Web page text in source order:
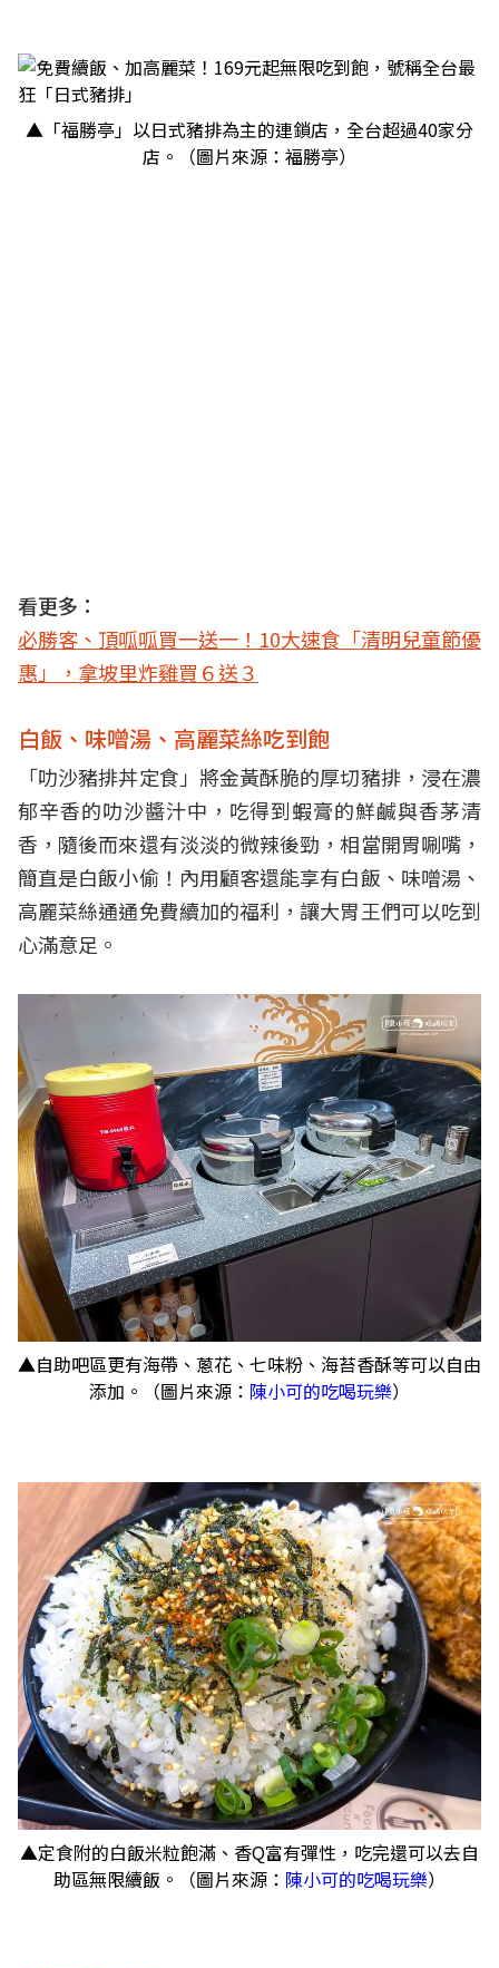
▲「福勝亭」以日式豬排為主的連鎖店，全台超過40家分
店。（圖片來源：福勝亭）
看更多：
必勝客、頂呱呱買一送一！10大速食「清明兒童節優
惠」，拿坡里炸雞買６送３
白飯、味噌湯、高麗菜絲吃到飽
「叻沙豬排丼定食」將金黃酥脆的厚切豬排，浸在濃
郁辛香的叻沙醬汁中，吃得到蝦膏的鮮鹹與香茅清
香，隨後而來還有淡淡的微辣後勁，相當開胃唰嘴，
簡直是白飯小偷！內用顧客還能享有白飯、味噌湯、
高麗菜絲通通免費續加的福利，讓大胃王們可以吃到
心滿意足。
▲自助吧區更有海帶、蔥花、七味粉、海苔香酥等可以自由
添加。（圖片來源： 陳小可的吃喝玩樂）
▲定食附的白飯米粒飽滿、香Q富有彈性，吃完還可以去自
助區無限續飯。（圖片來源： 陳小可的吃喝玩樂）